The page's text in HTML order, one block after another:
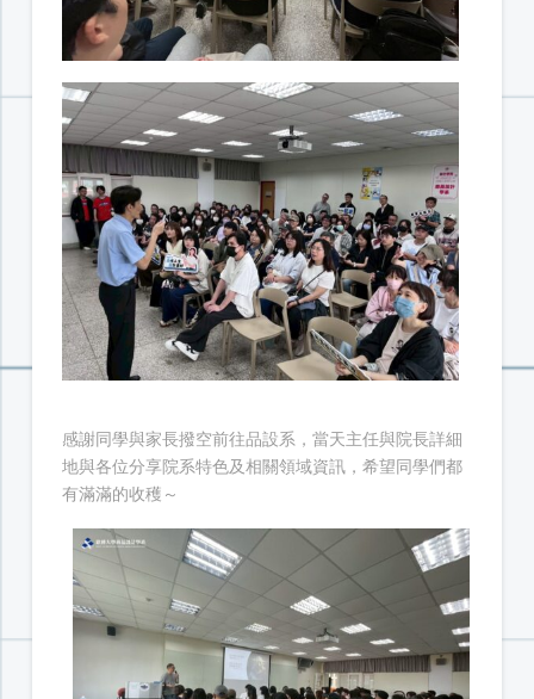
感謝同學與家長撥空前往品設系，當天主任與院長詳細
地與各位分享院系特色及相關領域資訊，希望同學們都
有滿滿的收穫～